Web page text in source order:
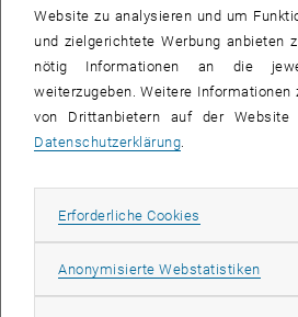
At the Simmering plant, students learned
processes behind waste-to-energy
Website zu analysieren und um
und zielgerichtete Werbung anbieten
nötig Informationen an die
weiterzugeben. Weitere Informationen
von Drittanbietern auf der
Datenschutzerklärung.
Erforderliche Cookies Erforderliche
Anonymisierte Webstatistiken